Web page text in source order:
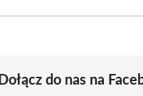
(Twitter)
Dołącz do nas na